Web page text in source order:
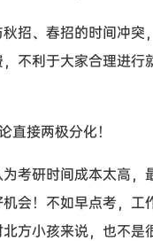
招、春招的时间冲突
不利于大家合理进行
直接两极分化！
考研时间成本太高，
会！不如早点考，工
方小孩来说，也不是